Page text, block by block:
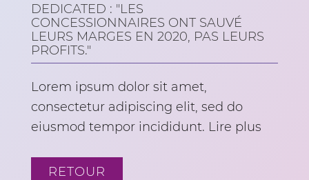
DEDICATED : "LES
CONCESSIONNAIRES ONT SAUVÉ
LEURS MARGES EN 2020, PAS LEURS
PROFITS."
Lorem ipsum dolor sit amet,
consectetur adipiscing elit, sed do
eiusmod tempor incididunt. Lire plus
RETOUR